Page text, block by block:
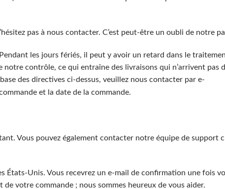
pas à nous contacter. C’est peut-être un oubli de notre
les jours fériés, il peut y avoir un retard dans le
contrôle, ce qui entraîne des livraisons qui n’arrivent pas
des directives ci-dessus, veuillez nous contacter par e-
et la date de la commande.
Vous pouvez également contacter notre équipe de support
États-Unis. Vous recevrez un e-mail de confirmation une fois
votre commande ; nous sommes heureux de vous aider.